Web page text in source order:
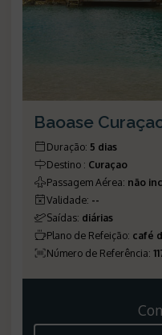
Baoase
Duração: 5 dias
Destino : Curaçao
Passagem Aérea: não
Validade: --
Saídas: diárias
Plano de Refeição: café
Número de Referência: